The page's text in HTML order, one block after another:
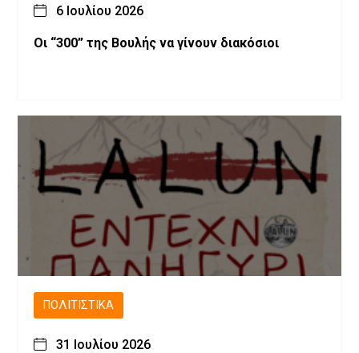
6 Ιουλίου 2026
Οι “300” της Βουλής να γίνουν διακόσιοι
ΠΟΛΙΤΙΣΤΙΚΆ
31 Ιουλίου 2026